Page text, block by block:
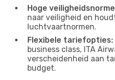
Hoge
naar veiligheid en
luchtvaartnormen.
Flexibele tariefopties:
business class, ITA
verscheidenheid aan
budget.